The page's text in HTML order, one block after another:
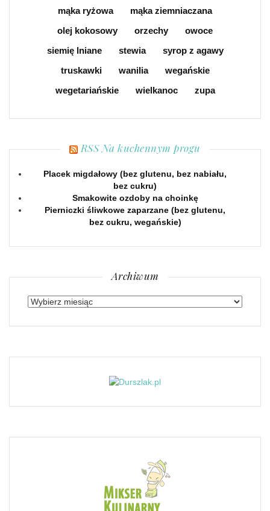
mąka ryżowa
mąka ziemniaczana
olej kokosowy
orzechy
owoce
siemię lniane
stewia
syrop z agawy
truskawki
wanilia
wegańskie
wegetariańskie
wielkanoc zupa
RSS Na kuchennym progu
Placek migdałowy (bez glutenu, bez nabiału,
bez cukru)
Smakowite ozdoby na choinkę
Pierniczki śliwkowe zaparzane (bez glutenu,
bez cukru, wegańskie)
Archiwum
Archiwum